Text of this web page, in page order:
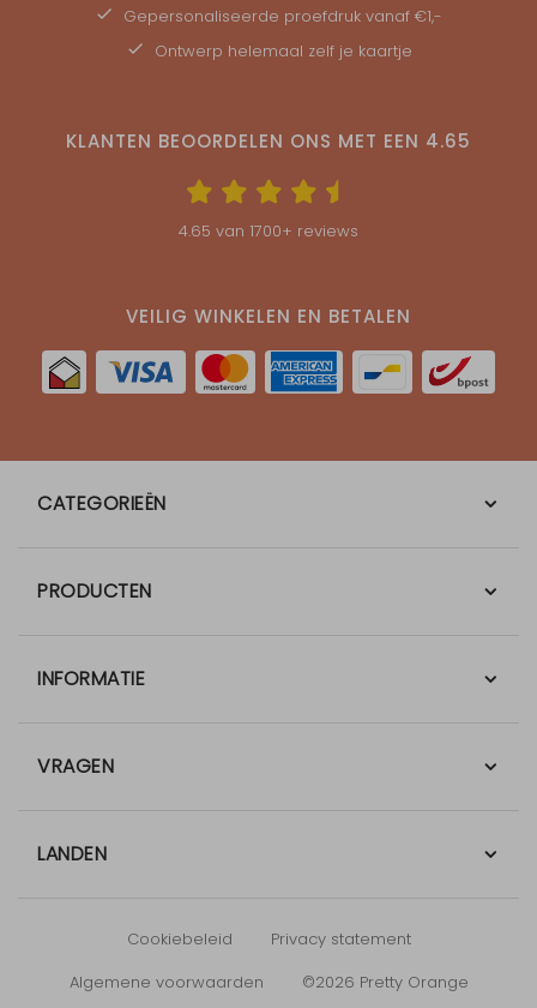
Gepersonaliseerde proefdruk vanaf €1,-
Ontwerp helemaal zelf je kaartje
KLANTEN BEOORDELEN ONS MET EEN 4.65
4.65 van 1700+ reviews
VEILIG WINKELEN EN BETALEN
CATEGORIEËN
PRODUCTEN
INFORMATIE
VRAGEN
LANDEN
Cookiebeleid
Privacy statement
Algemene voorwaarden
©2026 Pretty Orange